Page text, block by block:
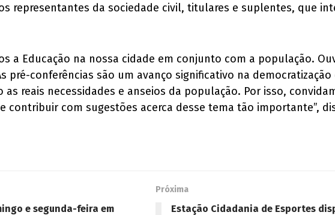
representantes da sociedade civil, titulares e suplentes, que
a Educação na nossa cidade em conjunto com a população.
pré-conferências são um avanço significativo na
reais necessidades e anseios da população. Por isso,
contribuir com sugestões acerca desse tema tão importante”,
e segunda-feira em
Próxima
Estação Cidadania de Esportes